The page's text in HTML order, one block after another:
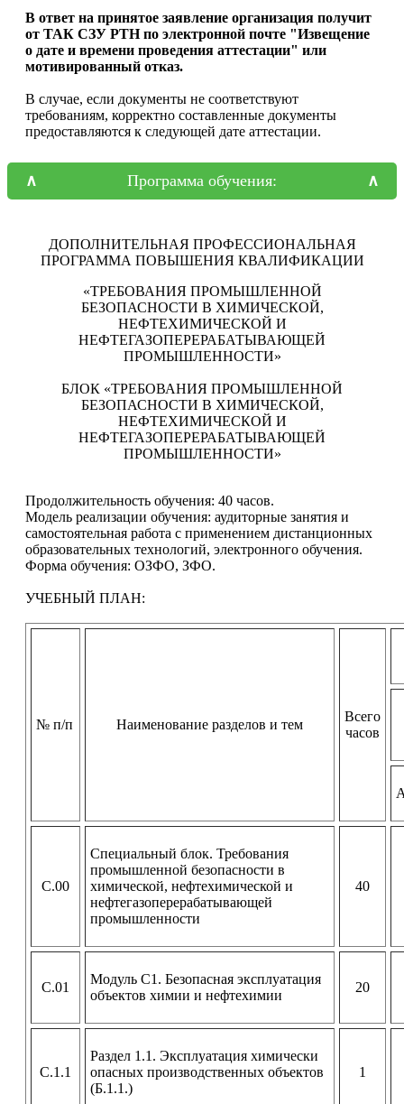
В ответ на принятое заявление организация получит
от ТАК СЗУ РТН по электронной почте "Извещение
о дате и времени проведения аттестации" или
мотивированный отказ.
В случае, если документы не соответствуют
требованиям, корректно составленные документы
предоставляются к следующей дате аттестации.
Программа обучения:
ДОПОЛНИТЕЛЬНАЯ ПРОФЕССИОНАЛЬНАЯ
ПРОГРАММА ПОВЫШЕНИЯ КВАЛИФИКАЦИИ
«ТРЕБОВАНИЯ ПРОМЫШЛЕННОЙ
БЕЗОПАСНОСТИ В ХИМИЧЕСКОЙ,
НЕФТЕХИМИЧЕСКОЙ И
НЕФТЕГАЗОПЕРЕРАБАТЫВАЮЩЕЙ
ПРОМЫШЛЕННОСТИ»
БЛОК «ТРЕБОВАНИЯ ПРОМЫШЛЕННОЙ
БЕЗОПАСНОСТИ В ХИМИЧЕСКОЙ,
НЕФТЕХИМИЧЕСКОЙ И
НЕФТЕГАЗОПЕРЕРАБАТЫВАЮЩЕЙ
ПРОМЫШЛЕННОСТИ»
Продолжительность обучения: 40 часов.
Модель реализации обучения: аудиторные занятия и
самостоятельная работа с применением дистанционных
образовательных технологий, электронного обучения.
Форма обучения: ОЗФО, ЗФО.
УЧЕБНЫЙ ПЛАН:
№ п/п Наименование разделов и тем
Всего
часов
С.00
Специальный блок. Требования
промышленной безопасности в
химической, нефтехимической и
нефтегазоперерабатывающей
промышленности
40
С.01
Модуль С1. Безопасная эксплуатация
объектов химии и нефтехимии
20
С.1.1
Раздел 1.1. Эксплуатация химически
опасных производственных объектов
(Б.1.1.)
1